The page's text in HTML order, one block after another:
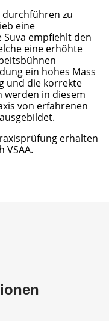
durchführen zu
eine
Suva empfiehlt den
eine erhöhte
ein hohes Mass
und die korrekte
werden in diesem
von erfahrenen
erhalten
VSAA.